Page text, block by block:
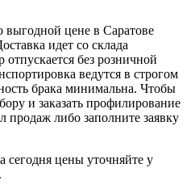
выгодной цене в Саратове
идет со склада
отпускается без розничной
ведутся в строгом
брака минимальна. Чтобы
и заказать профилирование
либо заполните заявку
сегодня цены уточняйте у